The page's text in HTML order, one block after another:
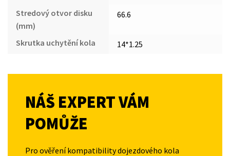
Stredový otvor disku
(mm)
66.6
Skrutka uchytění kola 14*1.25
NÁŠ EXPERT VÁM
POMŮŽE
Pro ověření kompatibility dojezdového kola